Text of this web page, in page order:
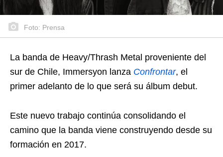
Foto: Prensa
La banda de Heavy/Thrash Metal proveniente del
sur de Chile, Immersyon lanza Confrontar, el
primer adelanto de lo que será su álbum debut.
Este nuevo trabajo continúa consolidando el
camino que la banda viene construyendo desde su
formación en 2017.